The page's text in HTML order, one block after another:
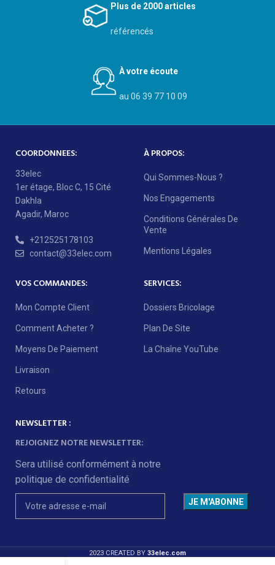
Plus de 2000 articles
référencés
À votre écoute
au 06 39 77 10 09
COORDONNEES:
33elec
1er étage, Bloc C, 15 Cité
Dakhla
Agadir, Maroc
+212525178103
contact@33elec.com
À PROPOS:
Qui Sommes-Nous ?
Nos Engagements
Conditions Générales De
Vente
Mentions Légales
VOS COMMANDES:
Mon Compte Client
Comment Acheter ?
Moyens De Paiement
Livraison
Retours
SERVICES:
Dossiers Bricolage
Plan De Site
La Chaîne YouTube
NEWSLETTER :
REJOIGNEZ NOTRE NEWSLETTER:
Sera utilisé conformément à notre
politique de confidentialité
2023 CREATED BY 33elec.com